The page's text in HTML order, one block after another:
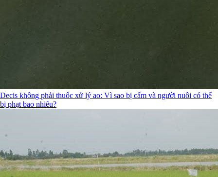
Decis không phải thuốc xử lý ao: Vì sao bị cấm và người nuôi có thể
bị phạt bao nhiêu?